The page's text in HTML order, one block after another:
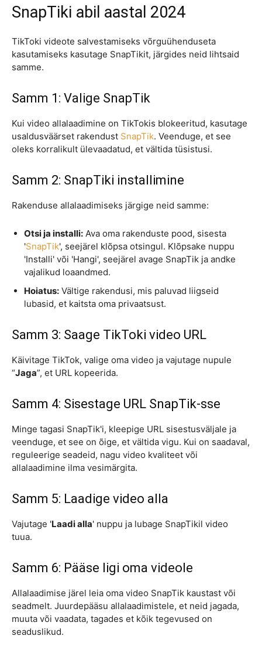
SnapTiki abil aastal 2024
TikToki videote salvestamiseks võrguühenduseta
kasutamiseks kasutage SnapTikit, järgides neid lihtsaid
samme.
Samm 1: Valige SnapTik
Kui video allalaadimine on TikTokis blokeeritud, kasutage
usaldusväärset rakendust SnapTik. Veenduge, et see
oleks korralikult ülevaadatud, et vältida tüsistusi.
Samm 2: SnapTiki installimine
Rakenduse allalaadimiseks järgige neid samme:
Otsi ja installi: Ava oma rakenduste pood, sisesta
'SnapTik', seejärel klõpsa otsingul. Klõpsake nuppu
'Installi' või 'Hangi', seejärel avage SnapTik ja andke
vajalikud loaandmed.
Hoiatus: Vältige rakendusi, mis paluvad liigseid
lubasid, et kaitsta oma privaatsust.
Samm 3: Saage TikToki video URL
Käivitage TikTok, valige oma video ja vajutage nupule
“Jaga”, et URL kopeerida.
Samm 4: Sisestage URL SnapTik-sse
Minge tagasi SnapTik'i, kleepige URL sisestusväljale ja
veenduge, et see on õige, et vältida vigu. Kui on saadaval,
reguleerige seadeid, nagu video kvaliteet või
allalaadimine ilma vesimärgita.
Samm 5: Laadige video alla
Vajutage 'Laadi alla' nuppu ja lubage SnapTikil video
tuua.
Samm 6: Pääse ligi oma videole
Allalaadimise järel leia oma video SnapTik kaustast või
seadmelt. Juurdepääsu allalaadimistele, et neid jagada,
muuta või vaadata, tagades et kõik tegevused on
seaduslikud.